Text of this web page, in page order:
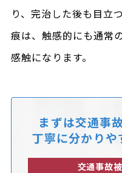
り、完治した後も目立
痕は、触感的にも通常
感触になります。
まずは交通事
丁寧に分かりや
交通事故